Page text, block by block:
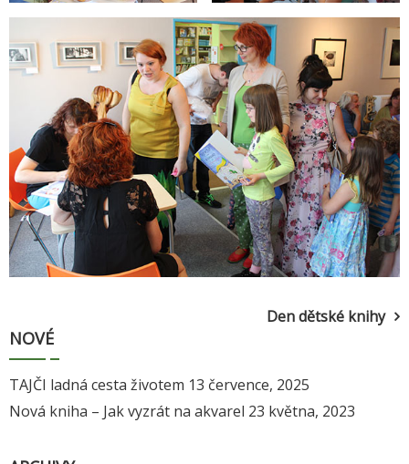
Navigace
pro
příspěvek
Den dětské knihy
NOVÉ
TAJČI ladná cesta životem 13 července, 2025
Nová kniha – Jak vyzrát na akvarel 23 května, 2023